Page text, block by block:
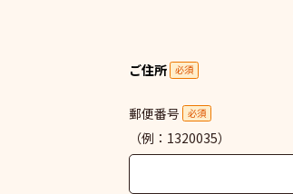
ご住所 必須
郵便番号 必須
（例：1320035）